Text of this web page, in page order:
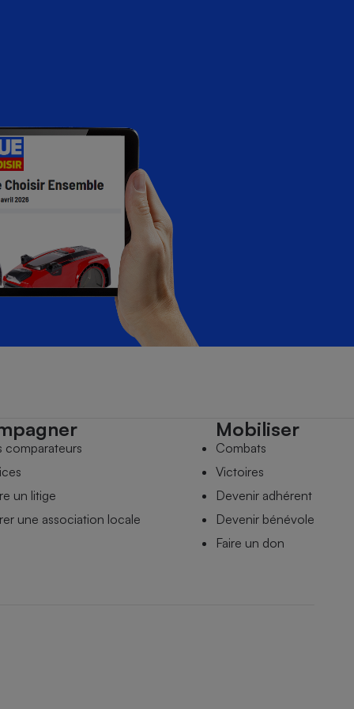
comparateurs
un litige
une association locale
Mobiliser
Combats
Victoires
Devenir adhérent
Devenir bénévole
Faire un don